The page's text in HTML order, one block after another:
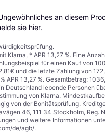
an diesem
sie hier.
Klarna, * APR 13,27 %. Eine
für einen Kauf von
und die letzte Zahlung von
APR 13,27 %. Gesamtbetrag:
Deutschland lebende Personen
von Klarna.
von der Bonitätsprüfung.
46, 111 34 Stockholm, Reg.
und weitere Informationen
de/agb/.